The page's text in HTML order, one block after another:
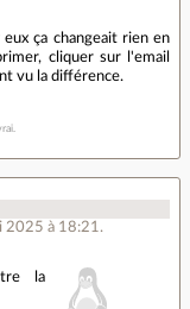
ça changeait rien en
cliquer sur l'email
vu la différence.
2025 à 18:21.
la